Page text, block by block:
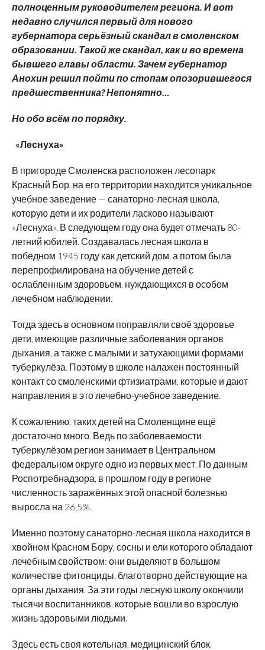
полноценным руководителем региона. И вот
недавно случился первый для нового
губернатора серьёзный скандал в смоленском
образовании. Такой же скандал, как и во времена
бывшего главы области. Зачем губернатор
Анохин решил пойти по стопам опозорившегося
предшественника? Непонятно…
Но обо всём по порядку.
«Леснуха»
В пригороде Смоленска расположен лесопарк
Красный Бор, на его территории находится уникальное
учебное заведение — санаторно-лесная школа,
которую дети и их родители ласково называют
«Леснуха». В следующем году она будет отмечать 80-
летний юбилей. Создавалась лесная школа в
победном 1945 году как детский дом, а потом была
перепрофилирована на обучение детей с
ослабленным здоровьем, нуждающихся в особом
лечебном наблюдении.
Тогда здесь в основном поправляли своё здоровье
дети, имеющие различные заболевания органов
дыхания, а также с малыми и затухающими формами
туберкулёза. Поэтому в школе налажен постоянный
контакт со смоленскими фтизиатрами, которые и дают
направления в это лечебно-учебное заведение.
К сожалению, таких детей на Смоленщине ещё
достаточно много. Ведь по заболеваемости
туберкулёзом регион занимает в Центральном
федеральном округе одно из первых мест. По данным
Роспотребнадзора, в прошлом году в регионе
численность заражённых этой опасной болезнью
выросла на 26,5%.
Именно поэтому санаторно-лесная школа находится в
хвойном Красном Бору, сосны и ели которого обладают
лечебным свойством: они выделяют в большом
количестве фитонциды, благотворно действующие на
органы дыхания. За эти годы лесную школу окончили
тысячи воспитанников, которые вошли во взрослую
жизнь здоровыми людьми.
Здесь есть своя котельная, медицинский блок,